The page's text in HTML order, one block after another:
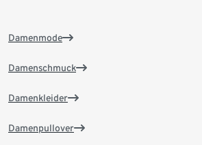
Damenmode
Damenschmuck
Damenkleider
Damenpullover